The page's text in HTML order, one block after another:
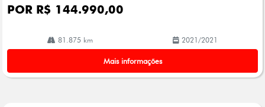
POR R$ 144.990,00
81.875 km 2021/2021
Mais informações